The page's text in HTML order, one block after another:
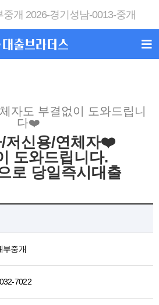
개 2026-경기성남-0013-중개
자도 부결없이 도와드립니
다❤️
신용/연체자❤️
도와드립니다.
로 당일즉시대출
부중개
7022